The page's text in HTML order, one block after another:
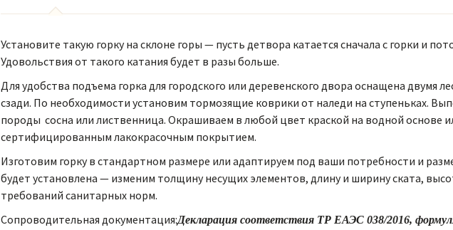
Установите такую горку на склоне горы — пусть детвора катается сначала с горки и
Удовольствия от такого катания будет в разы больше.
Для удобства подъема горка для городского или деревенского двора оснащена двумя
сзади. По необходимости установим тормозящие коврики от наледи на ступеньках.
породы сосна или лиственница. Окрашиваем в любой цвет краской на водной основе
сертифицированным лакокрасочным покрытием.
Изготовим горку в стандартном размере или адаптируем под ваши потребности и
будет установлена — изменим толщину несущих элементов, длину и ширину ската,
требований санитарных норм.
Сопроводительная документация:Декларация соответствия ТР ЕАЭС 038/2016,